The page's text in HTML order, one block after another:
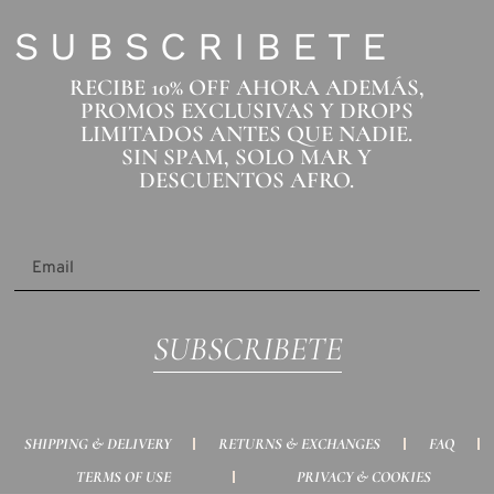
SUBSCRIBETE
RECIBE 10% OFF AHORA ADEMÁS,
PROMOS EXCLUSIVAS Y DROPS
LIMITADOS ANTES QUE NADIE.
SIN SPAM, SOLO MAR Y
DESCUENTOS AFRO.
SUBSCRIBETE
SHIPPING & DELIVERY RETURNS & EXCHANGES
FAQ
TERMS OF USE
PRIVACY & COOKIES